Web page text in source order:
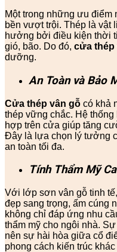
Một trong những ưu điểm
bền vượt trội. Thép là vật
hưởng bởi điều kiện thời
gió, bão. Do đó, cửa thép
dưỡng.
An Toàn và Bảo
Cửa thép vân gỗ có khả
thép vững chắc. Hệ
hợp trên cửa giúp tăng
Đây là lựa chọn lý tưởng
an toàn tối đa.
Tính Thẩm Mỹ
Với lớp sơn vân gỗ tinh tế,
đẹp sang trọng, ấm cúng
không chỉ đáp ứng nhu
thẩm mỹ cho ngôi nhà.
nên sự hài hòa giữa cổ
phong cách kiến trúc khác